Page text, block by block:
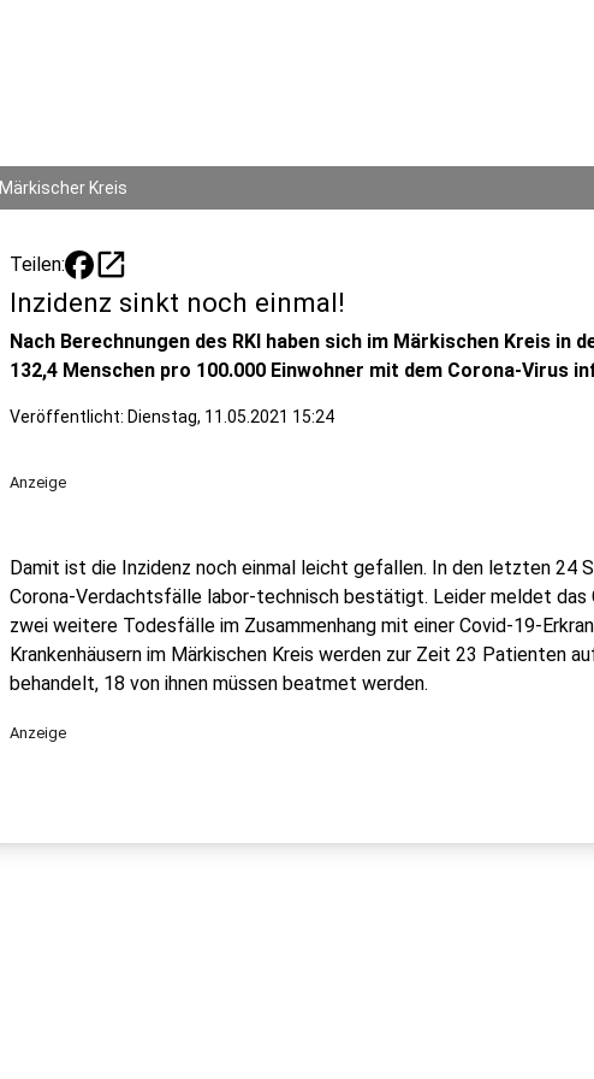
Märkischer Kreis
Teilen: open_in_new
Inzidenz sinkt noch einmal!
Nach Berechnungen des RKI haben sich im Märkischen Kreis in
132,4 Menschen pro 100.000 Einwohner mit dem Corona-Virus
Veröffentlicht: Dienstag, 11.05.2021 15:24
Anzeige
Damit ist die Inzidenz noch einmal leicht gefallen. In den letzten 24
Corona-Verdachtsfälle labor-technisch bestätigt. Leider meldet das
zwei weitere Todesfälle im Zusammenhang mit einer Covid-19-
Krankenhäusern im Märkischen Kreis werden zur Zeit 23 Patienten
behandelt, 18 von ihnen müssen beatmet werden.
Anzeige